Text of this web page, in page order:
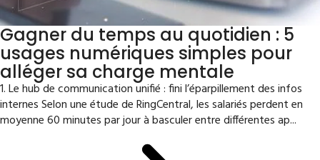
Gagner du temps au quotidien : 5
usages numériques simples pour
alléger sa charge mentale
1. Le hub de communication unifié : fini l’éparpillement des infos
internes Selon une étude de RingCentral, les salariés perdent en
moyenne 60 minutes par jour à basculer entre différentes ap...